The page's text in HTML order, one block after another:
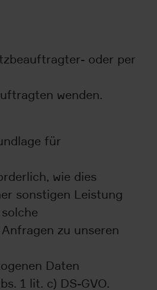
oder per
wenden.
für
wie dies
sonstigen Leistung
zu unseren
Daten
1 lit. c) DS-GVO.